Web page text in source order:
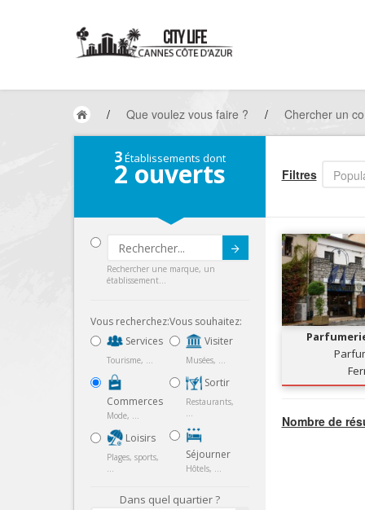
/ Que voulez vous faire ? / Chercher un
3Établissements dont
2 ouverts
Submit
Rechercher une marque, un
établissement...
Vous recherchez:
Services
Tourisme, ...
Commerces
Mode, ...
Loisirs
Plages, sports,
...
Vous souhaitez:
Visiter
Musées, ...
Sortir
Restaurants,
...
Séjourner
Hôtels, ...
Dans quel quartier ?
Filtres
Nombre de